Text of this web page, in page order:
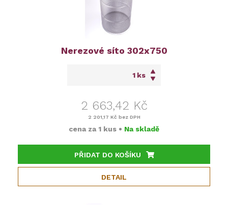
Nerezové síto 302x750
ks
2 663,42 Kč
2 201,17 Kč bez DPH
cena za 1 kus • Na skladě
PŘIDAT DO KOŠÍKU
DETAIL